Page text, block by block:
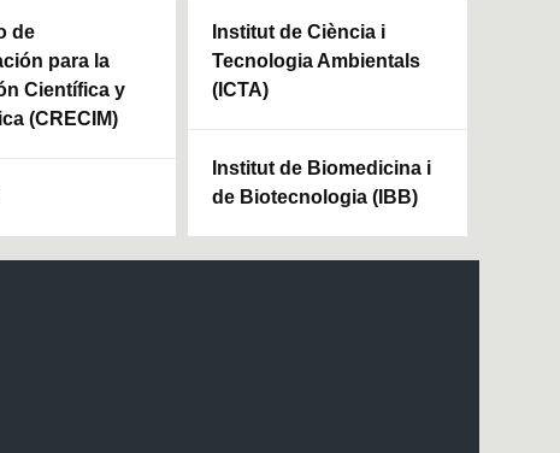
de
para la
Científica y
(CRECIM)
Institut de Ciència i
Tecnologia Ambientals
(ICTA)
Institut de Biomedicina i
de Biotecnologia (IBB)